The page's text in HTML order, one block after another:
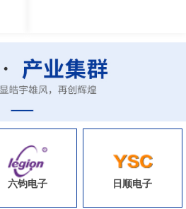
六钧电子 日顺电子